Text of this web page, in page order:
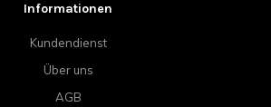
Informationen
Kundendienst
Über uns
AGB